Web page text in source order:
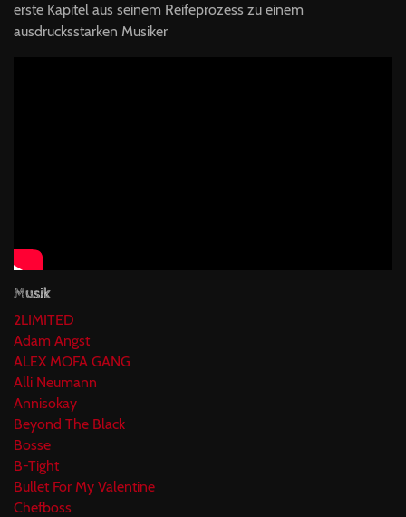
erste Kapitel aus seinem Reifeprozess zu einem
ausdrucksstarken Musiker
Musik
2LIMITED
Adam Angst
ALEX MOFA GANG
Alli Neumann
Annisokay
Beyond The Black
Bosse
B-Tight
Bullet For My Valentine
Chefboss